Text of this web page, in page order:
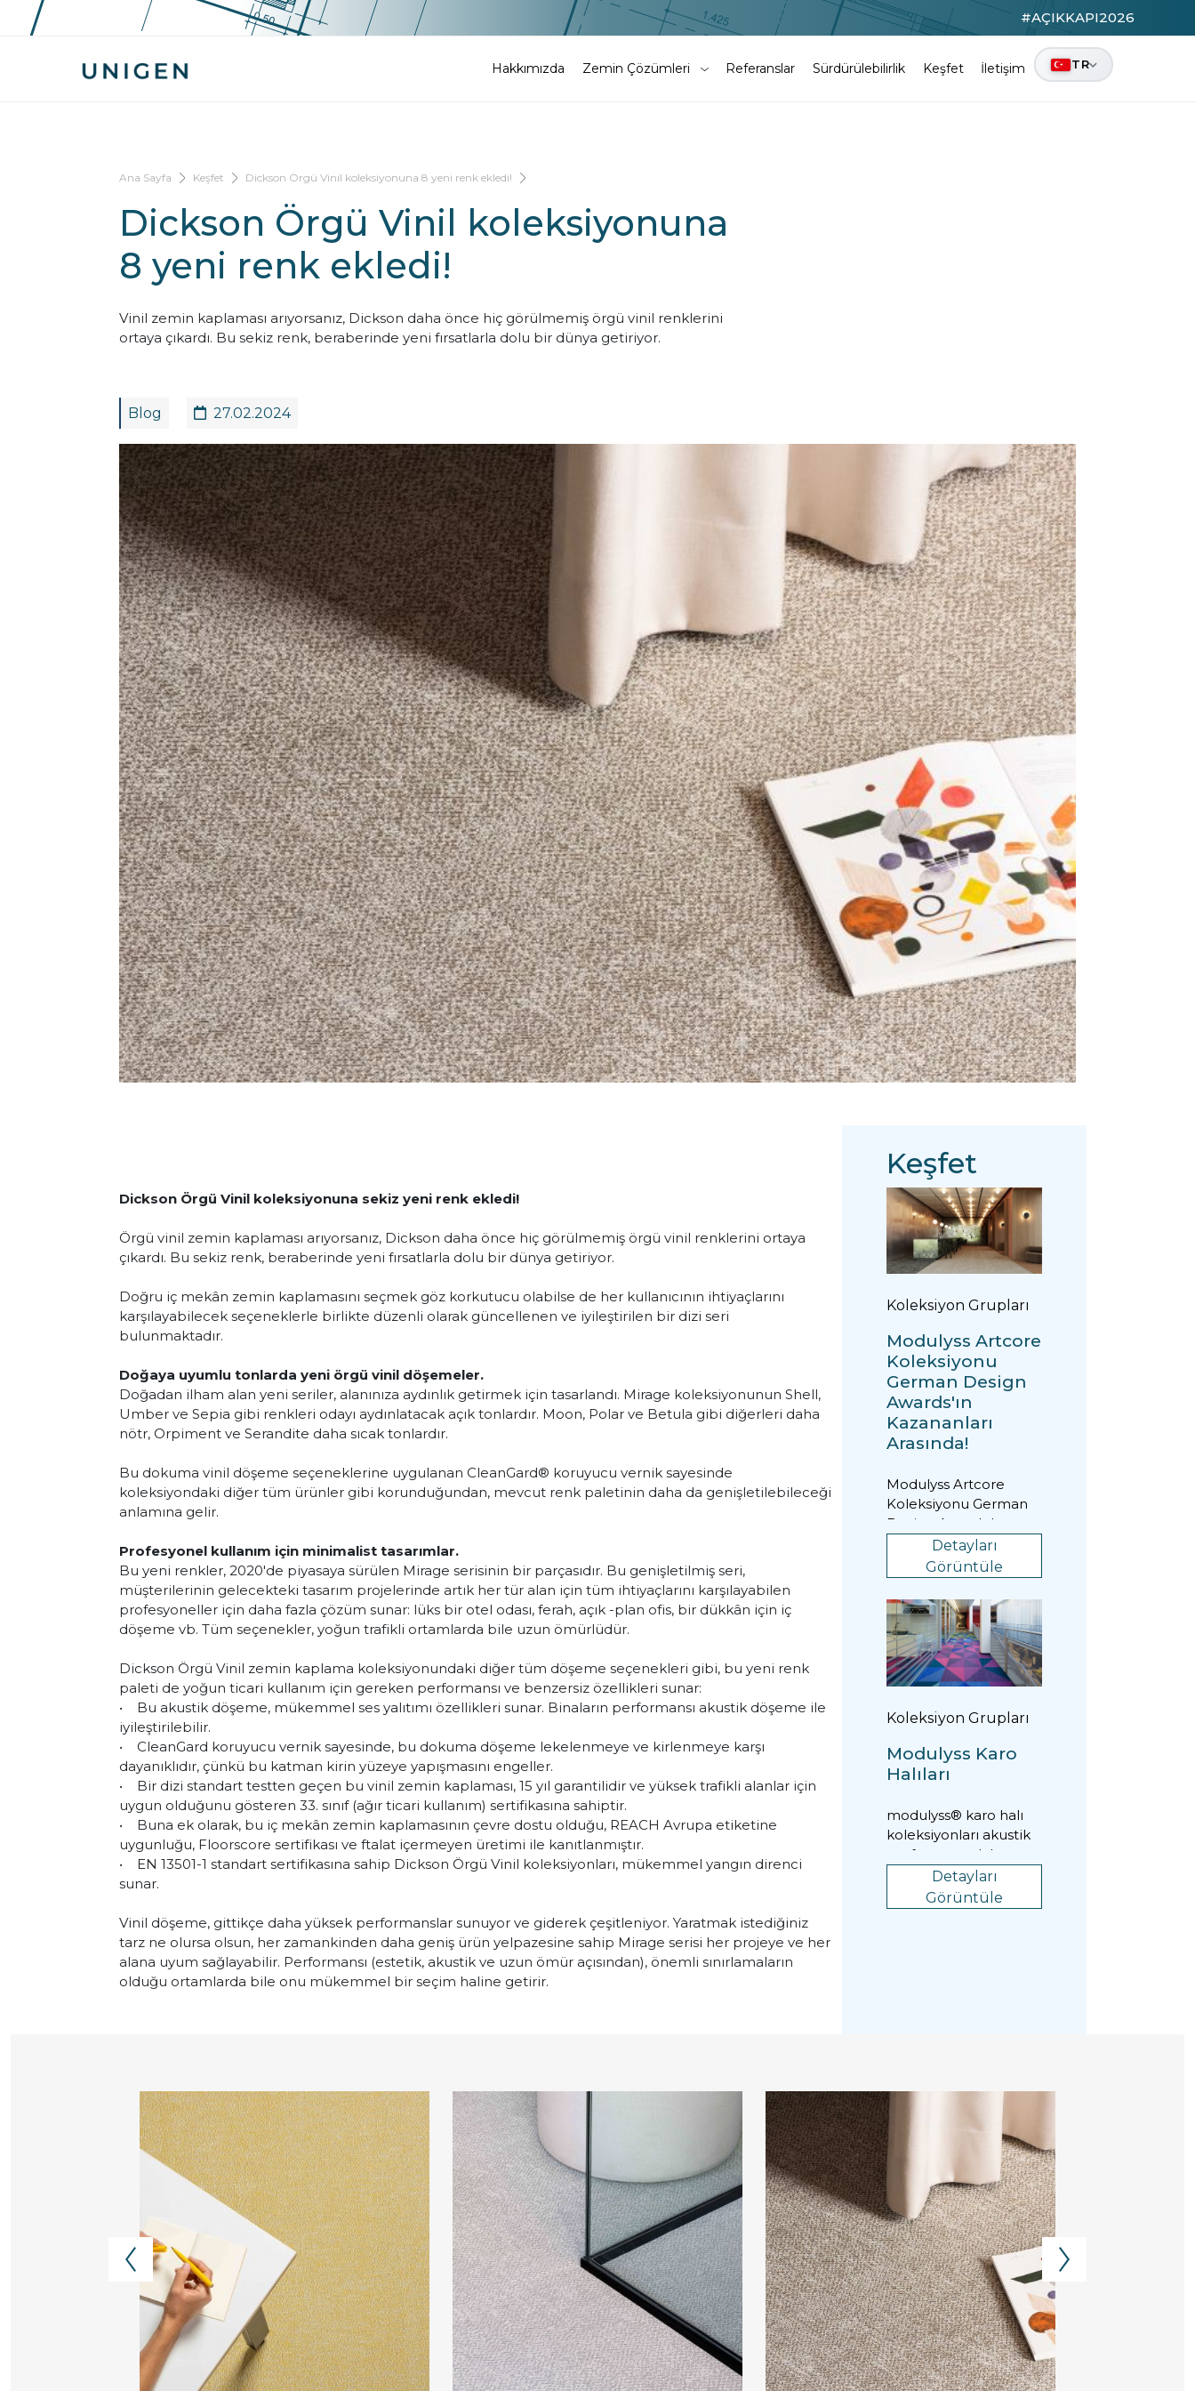
#AÇIKKAPI2026
Hakkımızda Zemin Çözümleri Referanslar Sürdürülebilirlik Keşfet İletişim TR
Ana Sayfa Keşfet Dickson Örgü Vinil koleksiyonuna 8 yeni renk ekledi!
Dickson Örgü Vinil koleksiyonuna
8 yeni renk ekledi!
Vinil zemin kaplaması arıyorsanız, Dickson daha önce hiç görülmemiş örgü vinil renklerini
ortaya çıkardı. Bu sekiz renk, beraberinde yeni fırsatlarla dolu bir dünya getiriyor.
Blog 27.02.2024
Dickson Örgü Vinil koleksiyonuna sekiz yeni renk ekledi!
Örgü vinil zemin kaplaması arıyorsanız, Dickson daha önce hiç görülmemiş örgü vinil renklerini ortaya
çıkardı. Bu sekiz renk, beraberinde yeni fırsatlarla dolu bir dünya getiriyor.
Doğru iç mekân zemin kaplamasını seçmek göz korkutucu olabilse de her kullanıcının ihtiyaçlarını
karşılayabilecek seçeneklerle birlikte düzenli olarak güncellenen ve iyileştirilen bir dizi seri
bulunmaktadır.
Doğaya uyumlu tonlarda yeni örgü vinil döşemeler.
Doğadan ilham alan yeni seriler, alanınıza aydınlık getirmek için tasarlandı. Mirage koleksiyonunun Shell,
Umber ve Sepia gibi renkleri odayı aydınlatacak açık tonlardır. Moon, Polar ve Betula gibi diğerleri daha
nötr, Orpiment ve Serandite daha sıcak tonlardır.
Bu dokuma vinil döşeme seçeneklerine uygulanan CleanGard® koruyucu vernik sayesinde
koleksiyondaki diğer tüm ürünler gibi korunduğundan, mevcut renk paletinin daha da genişletilebileceği
anlamına gelir.
Profesyonel kullanım için minimalist tasarımlar.
Bu yeni renkler, 2020'de piyasaya sürülen Mirage serisinin bir parçasıdır. Bu genişletilmiş seri,
müşterilerinin gelecekteki tasarım projelerinde artık her tür alan için tüm ihtiyaçlarını karşılayabilen
profesyoneller için daha fazla çözüm sunar: lüks bir otel odası, ferah, açık -plan ofis, bir dükkân için iç
döşeme vb. Tüm seçenekler, yoğun trafikli ortamlarda bile uzun ömürlüdür.
Dickson Örgü Vinil zemin kaplama koleksiyonundaki diğer tüm döşeme seçenekleri gibi, bu yeni renk
paleti de yoğun ticari kullanım için gereken performansı ve benzersiz özellikleri sunar:
• Bu akustik döşeme, mükemmel ses yalıtımı özellikleri sunar. Binaların performansı akustik döşeme ile
iyileştirilebilir.
• CleanGard koruyucu vernik sayesinde, bu dokuma döşeme lekelenmeye ve kirlenmeye karşı
dayanıklıdır, çünkü bu katman kirin yüzeye yapışmasını engeller.
• Bir dizi standart testten geçen bu vinil zemin kaplaması, 15 yıl garantilidir ve yüksek trafikli alanlar için
uygun olduğunu gösteren 33. sınıf (ağır ticari kullanım) sertifikasına sahiptir.
• Buna ek olarak, bu iç mekân zemin kaplamasının çevre dostu olduğu, REACH Avrupa etiketine
uygunluğu, Floorscore sertifikası ve ftalat içermeyen üretimi ile kanıtlanmıştır.
• EN 13501-1 standart sertifikasına sahip Dickson Örgü Vinil koleksiyonları, mükemmel yangın direnci
sunar.
Vinil döşeme, gittikçe daha yüksek performanslar sunuyor ve giderek çeşitleniyor. Yaratmak istediğiniz
tarz ne olursa olsun, her zamankinden daha geniş ürün yelpazesine sahip Mirage serisi her projeye ve her
alana uyum sağlayabilir. Performansı (estetik, akustik ve uzun ömür açısından), önemli sınırlamaların
olduğu ortamlarda bile onu mükemmel bir seçim haline getirir.
Keşfet
Koleksiyon Grupları
Modulyss Artcore
Koleksiyonu
German Design
Awards'ın
Kazananları
Arasında!
Modulyss Artcore
Koleksiyonu German
Design Awards 'ın
kazananları arasında
olduğunu
duyurmaktan guru...
Detayları
Görüntüle
Koleksiyon Grupları
Modulyss Karo
Halıları
modulyss® karo halı
koleksiyonları akustik
performans, daha
yüksek yürüme
konforu, kolay temizlik
ve...
Detayları
Görüntüle